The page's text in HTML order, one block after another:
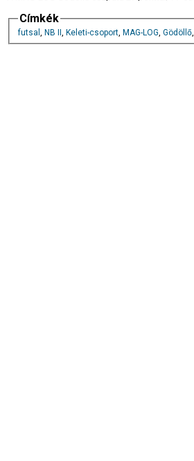
Címkék
futsal , NB II , Keleti-csoport, MAG-LOG, Gödöllő,